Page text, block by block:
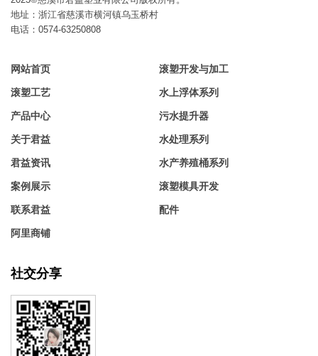
地址：浙江省慈溪市横河镇乌玉桥村
电话：0574-63250808
网站首页
滚塑工艺
产品中心
关于君益
君益资讯
案例展示
联系君益
阿里商铺
滚塑开发与加工
水上浮体系列
污水提升器
水处理系列
水产养殖桶系列
滚塑模具开发
配件
社交分享